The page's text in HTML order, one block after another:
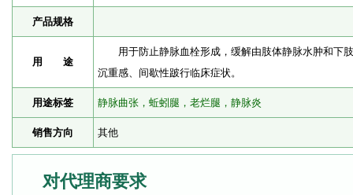
产品规格
用 途
用于防止静脉血栓形成，缓解由肢体静脉水肿和下
沉重感、间歇性跛行临床症状。
用途标签 静脉曲张，蚯蚓腿，老烂腿，静脉炎
销售方向 其他
对代理商要求